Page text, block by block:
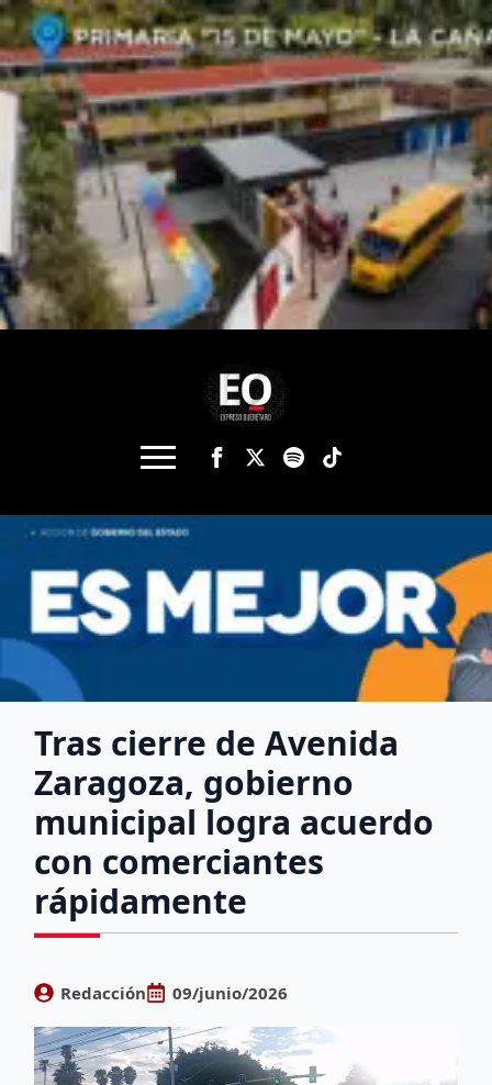
Tras cierre de Avenida
Zaragoza, gobierno
municipal logra acuerdo
con comerciantes
rápidamente
Redacción 09/junio/2026